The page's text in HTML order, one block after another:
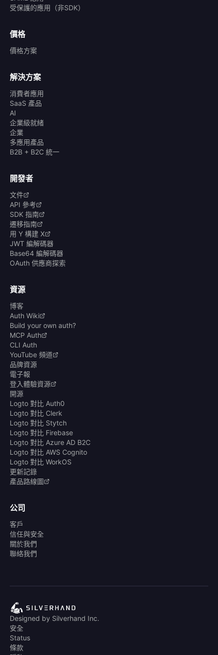
受保護的應用（非SDK）
價格
價格方案
解決方案
消費者應用
SaaS 產品
AI
企業級就緒
企業
多應用產品
B2B + B2C 統一
開發者
文件
API 參考
SDK 指南
遷移指南
用 Y 構建 X
JWT 編解碼器
Base64 編解碼器
OAuth 供應商探索
資源
博客
Auth Wiki
Build your own auth?
MCP Auth
CLI Auth
YouTube 頻道
品牌資源
電子報
登入體驗資源
開源
Logto 對比 Auth0
Logto 對比 Clerk
Logto 對比 Stytch
Logto 對比 Firebase
Logto 對比 Azure AD B2C
Logto 對比 AWS Cognito
Logto 對比 WorkOS
更新記錄
產品路線圖
公司
客戶
信任與安全
關於我們
聯絡我們
Designed by Silverhand Inc.
安全
Status
條款